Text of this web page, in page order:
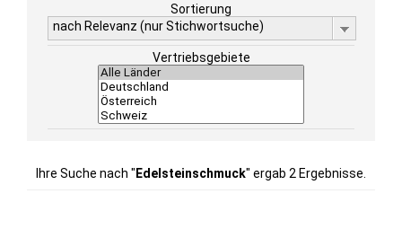
Sortierung
nach Relevanz (nur Stichwortsuche)
Vertriebsgebiete
Ihre Suche nach " Edelsteinschmuck" ergab 2 Ergebnisse.